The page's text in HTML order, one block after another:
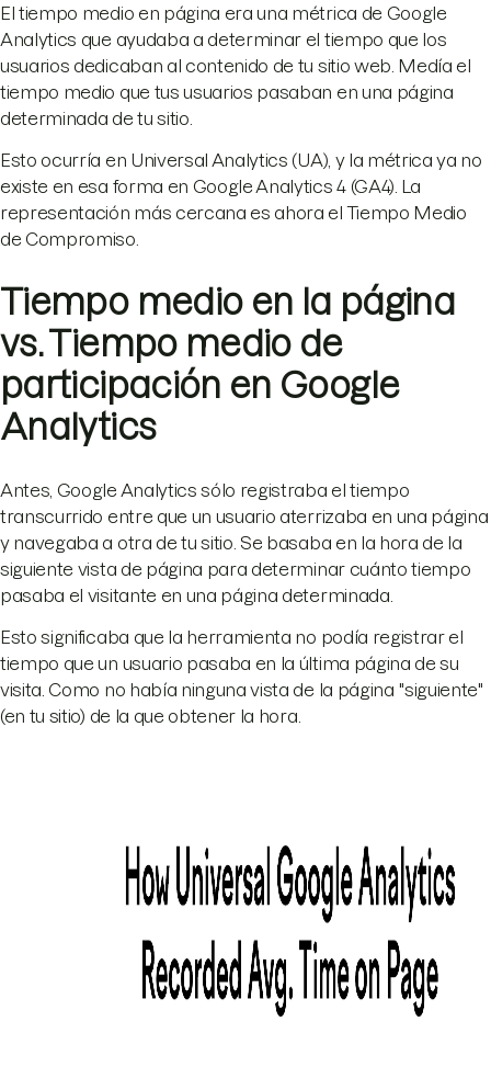
El tiempo medio en página era una métrica de Google
Analytics que ayudaba a determinar el tiempo que los
usuarios dedicaban al contenido de tu sitio web. Medía el
tiempo medio que tus usuarios pasaban en una página
determinada de tu sitio.
Esto ocurría en Universal Analytics (UA), y la métrica ya no
existe en esa forma en Google Analytics 4 (GA4). La
representación más cercana es ahora el Tiempo Medio
de Compromiso.
Tiempo medio en la página
vs. Tiempo medio de
participación en Google
Analytics
Antes, Google Analytics sólo registraba el tiempo
transcurrido entre que un usuario aterrizaba en una página
y navegaba a otra de tu sitio. Se basaba en la hora de la
siguiente vista de página para determinar cuánto tiempo
pasaba el visitante en una página determinada.
Esto significaba que la herramienta no podía registrar el
tiempo que un usuario pasaba en la última página de su
visita. Como no había ninguna vista de la página "siguiente"
(en tu sitio) de la que obtener la hora.